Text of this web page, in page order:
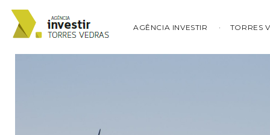
AGÊNCIA INVESTIR TORRES